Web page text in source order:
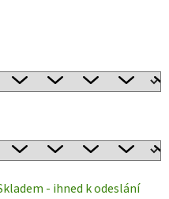
- ihned k odeslání